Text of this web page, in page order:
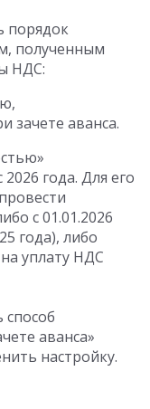
порядок
полученным
НДС:
зачете аванса.
года. Для его
с 01.01.2026
года), либо
уплату НДС
аванса»
настройку.